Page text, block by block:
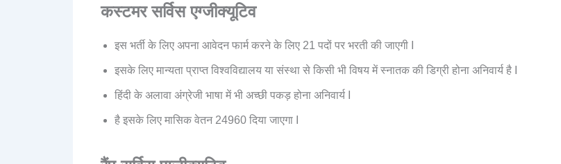
कस्टमर सर्विस एग्जीक्यूटिव
इस भर्ती के लिए अपना आवेदन फार्म करने के लिए 21 पदों पर भरती की जाएगी I
इसके लिए मान्यता प्राप्त विश्वविद्यालय या संस्था से किसी भी विषय में स्नातक की डिग्री होना अनिवार्य है I
हिंदी के अलावा अंग्रेजी भाषा में भी अच्छी पकड़ होना अनिवार्य I
है इसके लिए मासिक वेतन 24960 दिया जाएगा I